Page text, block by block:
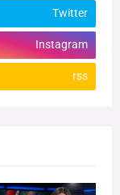
Twitter
Instagram
rss